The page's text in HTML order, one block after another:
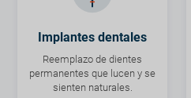
Implantes dentales
Reemplazo de dientes
permanentes que lucen y se
sienten naturales.